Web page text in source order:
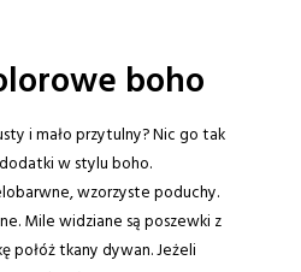
boho
i mało przytulny? Nic go tak
w stylu boho.
wzorzyste poduchy.
Mile widziane są poszewki z
połóż tkany dywan. Jeżeli